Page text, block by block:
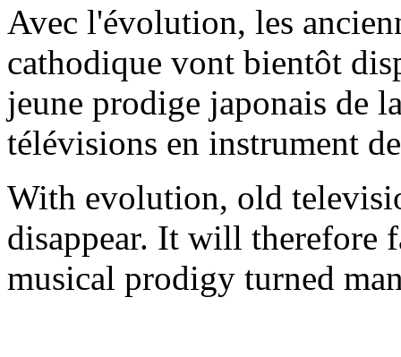
Avec l'évolution, les
cathodique vont bientôt
jeune prodige japonais de
télévisions en instrument
With evolution, old
disappear. It will therefore
musical prodigy turned